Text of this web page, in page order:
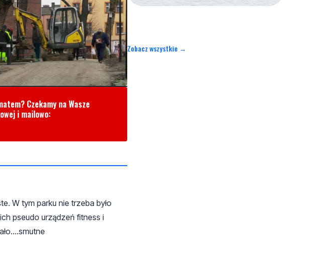
Czekamy na Wasze
i mailowo:
W tym parku nie trzeba było
pseudo urządzeń fitness i
Zobacz wszystkie →